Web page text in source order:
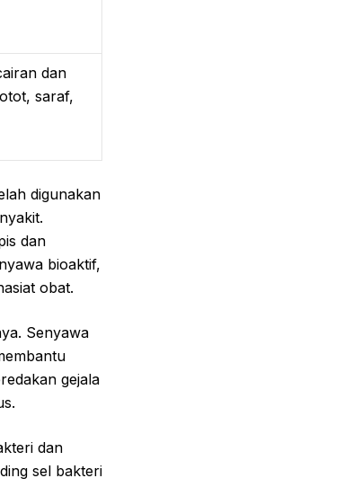
dan
saraf,
digunakan
dan
bioaktif,
obat.
Senyawa
gejala
dan
sel bakteri